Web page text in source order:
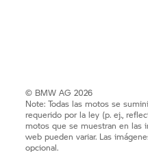
© BMW AG 2026
Note: Todas las motos se
requerido por la ley (p. ej.,
motos que se muestran en las
web pueden variar. Las
opcional.